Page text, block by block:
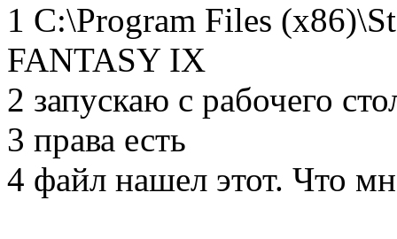
1 C:\Program Files
FANTASY IX
2 запускаю с рабочего
3 права есть
4 файл нашел этот. Что